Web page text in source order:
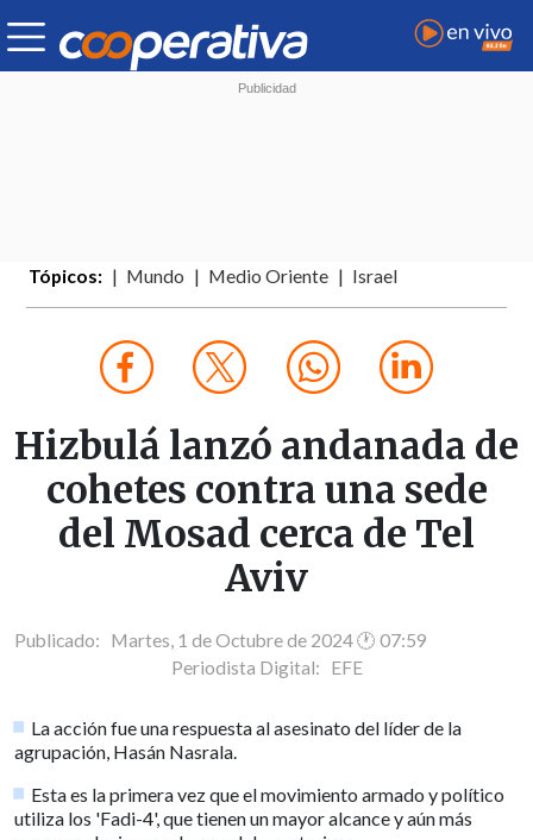
Tópicos: Mundo Medio Oriente Israel
Hizbulá lanzó andanada de
cohetes contra una sede
del Mosad cerca de Tel
Aviv
Publicado: Martes, 1 de Octubre de 2024 🕐 07:59
Periodista Digital: EFE
La acción fue una respuesta al asesinato del líder de la
agrupación, Hasán Nasrala.
Esta es la primera vez que el movimiento armado y político
utiliza los 'Fadi-4', que tienen un mayor alcance y aún más